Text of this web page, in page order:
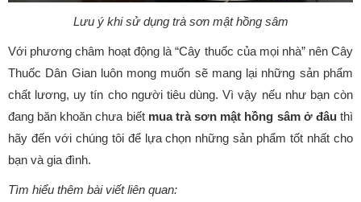
Lưu ý khi sử dụng trà sơn mật hồng sâm
Với phương châm hoạt động là “Cây thuốc của mọi nhà” nên Cây
Thuốc Dân Gian luôn mong muốn sẽ mang lại những sản phẩm
chất lương, uy tín cho người tiêu dùng. Vì vậy nếu như bạn còn
đang băn khoăn chưa biết mua trà sơn mật hồng sâm ở đâuthì
hãy đến với chúng tôi để lựa chọn những sản phẩm tốt nhất cho
bạn và gia đình.
Tìm hiểu thêm bài viết liên quan: